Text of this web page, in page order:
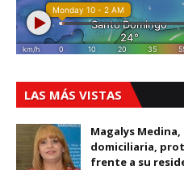
LAS MÁS VISTAS
Magalys
domiciliaria,
frente a su